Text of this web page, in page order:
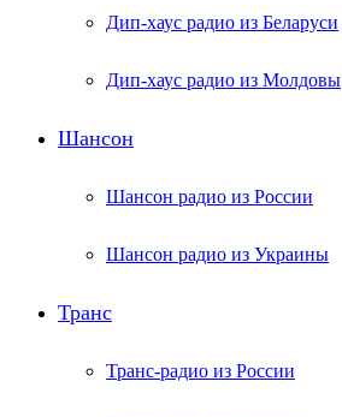
Дип-хаус радио из Беларуси
Дип-хаус радио из Молдовы
Шансон
Шансон радио из России
Шансон радио из Украины
Транс
Транс-радио из России